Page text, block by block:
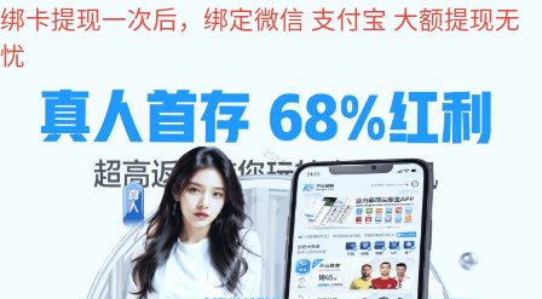
星空电子
热度不熄 精彩继续 | 星空电子建